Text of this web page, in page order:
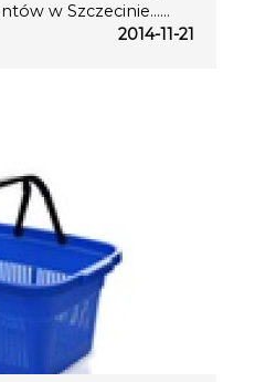
w Szczecinie…...
2014-11-21